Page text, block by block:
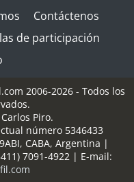
Contáctenos
de participación
2006-2026 - Todos los
Piro.
número 5346433
, CABA, Argentina |
7091-4922| E-mail: